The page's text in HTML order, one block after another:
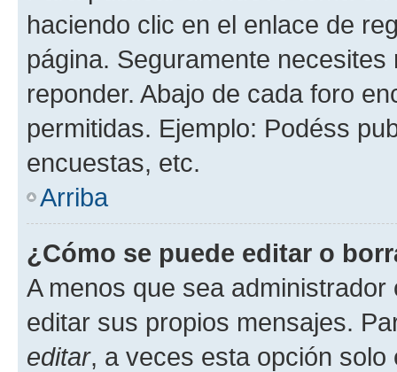
haciendo clic en el enlace de
página. Seguramente
reponder. Abajo de cada foro
permitidas. Ejemplo: Podéss
encuestas, etc.
Arriba
¿Cómo se puede editar o
A menos que sea
editar sus propios mensajes.
editar, a veces esta opción